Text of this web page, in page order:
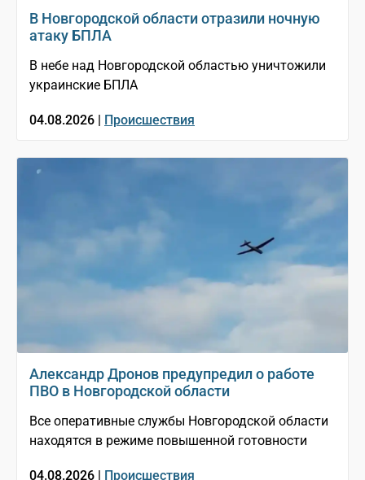
В Новгородской области отразили ночную
атаку БПЛА
В небе над Новгородской областью уничтожили
украинские БПЛА
04.08.2026 | Происшествия
Александр Дронов предупредил о работе
ПВО в Новгородской области
Все оперативные службы Новгородской области
находятся в режиме повышенной готовности
04.08.2026 | Происшествия